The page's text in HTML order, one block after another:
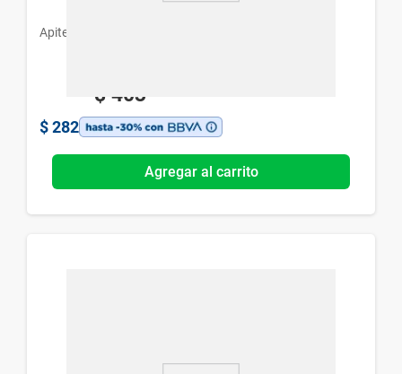
Apiter
$ 403
$ 282
Agregar al carrito